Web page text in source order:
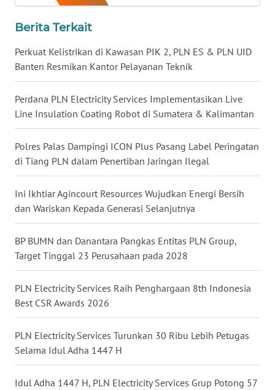
Berita Terkait
Perkuat Kelistrikan di Kawasan PIK 2, PLN ES & PLN UID
Banten Resmikan Kantor Pelayanan Teknik
Perdana PLN Electricity Services Implementasikan Live
Line Insulation Coating Robot di Sumatera & Kalimantan
Polres Palas Dampingi ICON Plus Pasang Label Peringatan
di Tiang PLN dalam Penertiban Jaringan Ilegal
Ini Ikhtiar Agincourt Resources Wujudkan Energi Bersih
dan Wariskan Kepada Generasi Selanjutnya
BP BUMN dan Danantara Pangkas Entitas PLN Group,
Target Tinggal 23 Perusahaan pada 2028
PLN Electricity Services Raih Penghargaan 8th Indonesia
Best CSR Awards 2026
PLN Electricity Services Turunkan 30 Ribu Lebih Petugas
Selama Idul Adha 1447 H
Idul Adha 1447 H, PLN Electricity Services Grup Potong 57
BENGKULU
LAMPUNG
WN
JATENG
WN
NUSANTARA
WN
JOGJA
WN
WN